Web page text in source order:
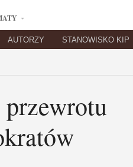
AUTORZY STANOWISKO KIP